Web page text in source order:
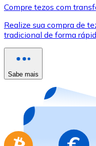
Use cartões Visa e
Comprar com cartão
Compre cartões-
Ir para a loja de
Compre tezos com
Realize sua compra de
tradicional de forma
Sabe mais